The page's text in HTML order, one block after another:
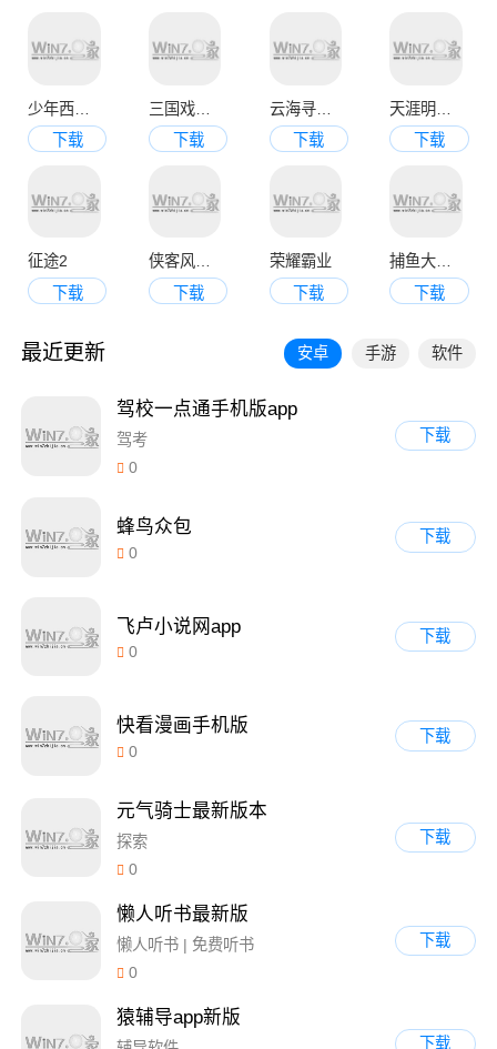
下载
三国戏魏传
下载
云海寻仙记
下载
下载
征途2
下载
侠客风云传online
下载
荣耀霸业
下载
捕鱼大决战3d版
下载
最近更新 安卓 手游 软件
驾校一点通手机版app
驾考
0
下载
蜂鸟众包
0
下载
飞卢小说网app
0
下载
快看漫画手机版
0
下载
元气骑士最新版本
探索
0
下载
懒人听书最新版
懒人听书 | 免费听书
0
下载
猿辅导app新版
下载